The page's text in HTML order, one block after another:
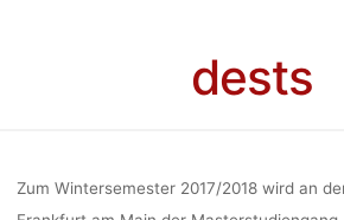
dests
Neuer Masterstudiengang
Zum Wintersemester 2017/2018 wird an